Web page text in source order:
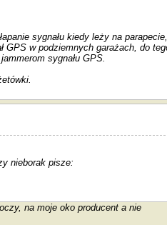
sygnału kiedy leży na parapecie,
GPS w podziemnych garażach, do
sygnału GPS.
nieborak pisze:
na moje oko producent a nie